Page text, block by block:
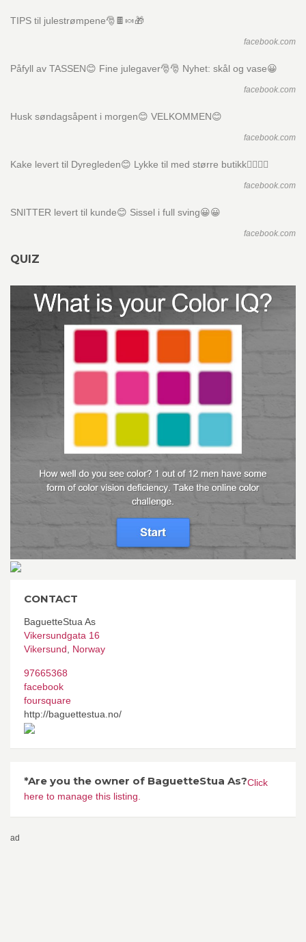
TIPS til julestrømpene🎅🍫🍬🎁
facebook.com
Påfyll av TASSEN😊 Fine julegaver🎅🎅 Nyhet: skål og vase😀
facebook.com
Husk søndagsåpent i morgen😊 VELKOMMEN😊
facebook.com
Kake levert til Dyregleden😊 Lykke til med større butikk👍🏼👍🏼
facebook.com
SNITTER levert til kunde😊 Sissel i full sving😀😀
facebook.com
QUIZ
CONTACT
BaguetteStua As
Vikersundgata 16
Vikersund
Norway
97665368
facebook
foursquare
http://baguettestua.no/
*Are you the owner of BaguetteStua As?Click
here to manage this listing.
ad